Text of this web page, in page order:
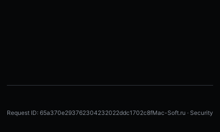
Request ID: 65a370e293762304232022ddc1702c8fMac-Soft.ru · Security